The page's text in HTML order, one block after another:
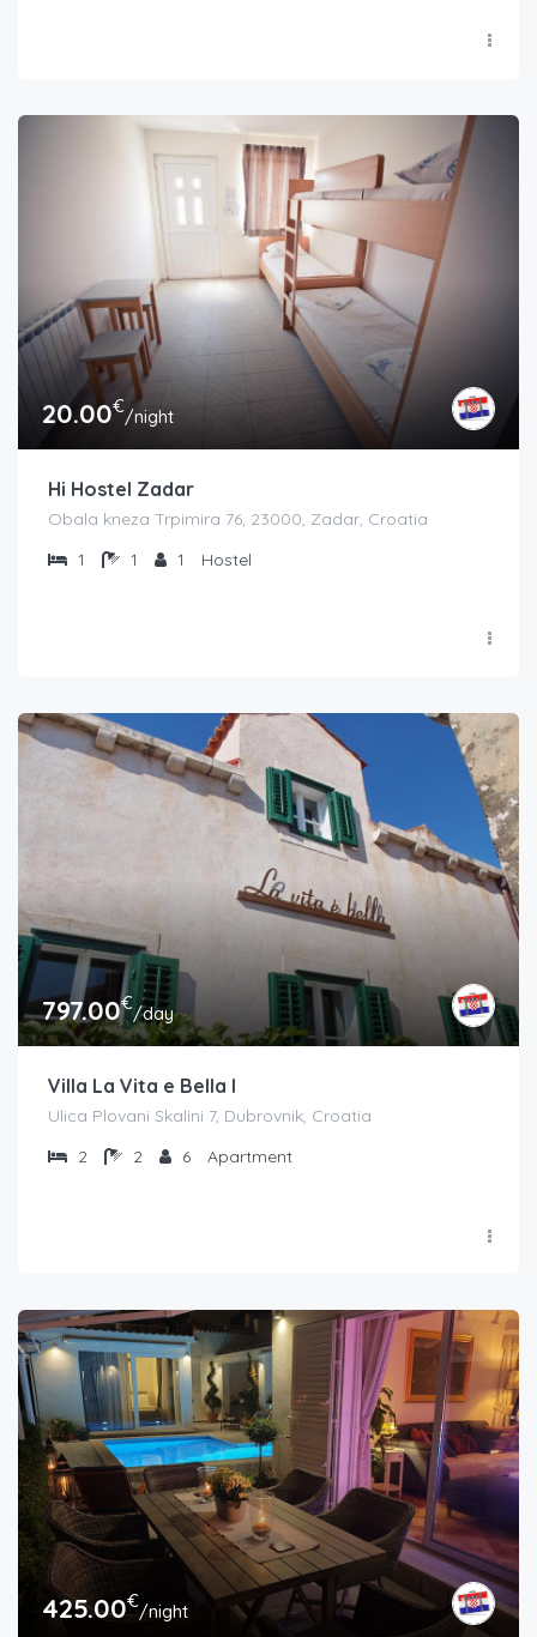
20.00€/night
Hi Hostel Zadar
Obala kneza Trpimira 76, 23000, Zadar, Croatia
1
1 1 Hostel
797.00€/day
Villa La Vita e Bella I
Ulica Plovani Skalini 7, Dubrovnik, Croatia
2
2 6 Apartment
425.00€/night